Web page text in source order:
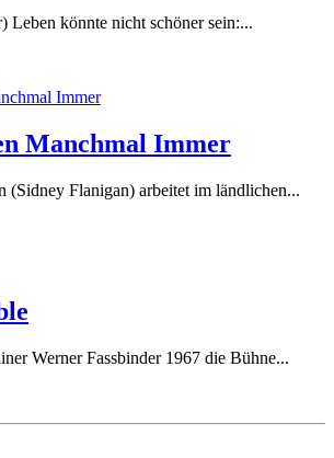
Leben könnte nicht schöner sein:...
Manchmal Immer
(Sidney Flanigan) arbeitet im ländlichen...
Werner Fassbinder 1967 die Bühne...